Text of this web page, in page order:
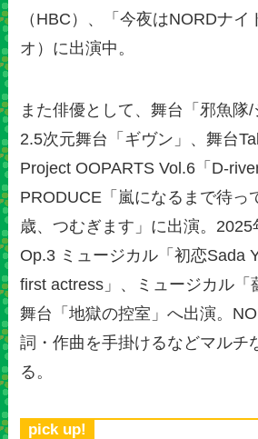
（HBC）、「今夜はNORDナ
オ）に出演中。
また俳優として、舞台「邪魚隊/
2.5次元舞台「ギヴン」、舞台
Project OOPARTS Vol.6「D-
PRODUCE「嵐になるまで待っ
歳、つむぎます」に出演。2025
Op.3 ミュージカル「初恋Sada
first actress」、ミュージカル「
舞台「地獄の控室」へ出演。
詞・作曲を手掛けるなどマルチ
る。
pick up!